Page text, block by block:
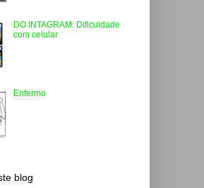
DO INTAGRAM: Dificuldade
com celular
Enfermo
blog